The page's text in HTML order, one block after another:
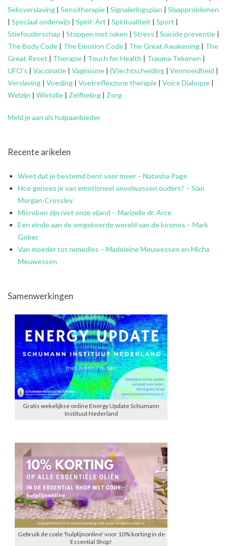
Seksverslaving | Sensitherapie | Signaleringsplan | Slaapproblemen
| Speciaal onderwijs | Spirit-Art | Spiritualiteit | Sport |
Stiefouderschap | Stoppen met roken | Stress | Suïcide preventie |
The Body Code | The Emotion Code | The Great Awakening | The
Great Reset | Therapie | Touch for Health | Trauma Tekenen |
UFO’s | Vaccinatie | Vaginisme | (V)echtscheiding | Vermoeidheid |
Verslaving | Voeding | Voetreflexzone therapie | Voice Dialoque |
Welzijn | Wietolie | Zelfheling | Zorg
Meld je aan als hulpaanbieder
Recente arikelen
Weet dat je bestemd bent voor meer – Natasha Page
Hoe genees je van emotioneel onvolwassen ouders? – Sian
Morgan-Crossley
Microben zijn niet onze vijand – Marizelle dr. Arce
Een einde aan de omgekeerde wereld van de kosmos – Mark
Gober
Van moeder tot remedies – Madeleine Meuwessen en Micha
Meuwessen
Samenwerkingen
Gratis wekelijkse online Energy Update Schumann
Instituut Nederland
Gebruik de code 'hulplijnonline' voor 10% korting in de
Essential Shop!